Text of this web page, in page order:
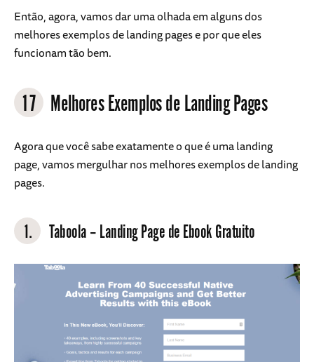
Então, agora, vamos dar uma olhada em alguns dos
melhores exemplos de landing pages e por que eles
funcionam tão bem.
17 Melhores Exemplos de Landing Pages
Agora que você sabe exatamente o que é uma landing
page, vamos mergulhar nos melhores exemplos de landing
pages.
1. Taboola – Landing Page de Ebook Gratuito